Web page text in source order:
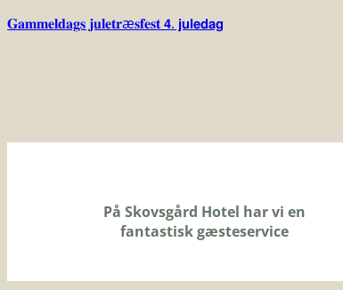
𝐆𝐚𝐦𝐦𝐞𝐥𝐝𝐚𝐠𝐬 𝐣𝐮𝐥𝐞𝐭𝐫æ𝐬𝐟𝐞𝐬𝐭 𝟰. 𝗷𝘂𝗹𝗲𝗱𝗮𝗴
På Skovsgård Hotel har vi en
fantastisk gæsteservice